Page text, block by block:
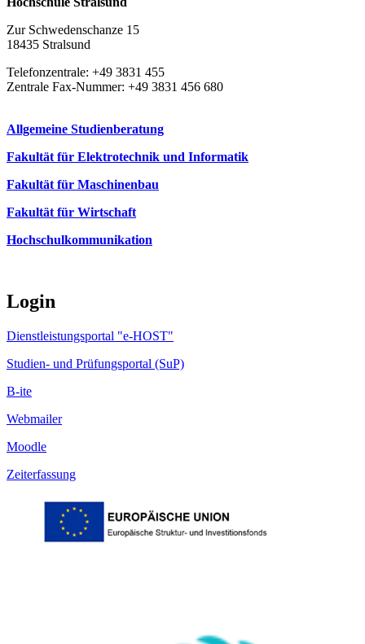
Zur Schwedenschanze 15
18435 Stralsund
Telefonzentrale: +49 3831 455
Zentrale Fax-Nummer: +49 3831 456 680
Allgemeine Studienberatung
Fakultät für Elektrotechnik und Informatik
Fakultät für Maschinenbau
Fakultät für Wirtschaft
Hochschulkommunikation
Login
Dienstleistungsportal "e-HOST"
Studien- und Prüfungsportal (SuP)
B-ite
Webmailer
Moodle
Zeiterfassung